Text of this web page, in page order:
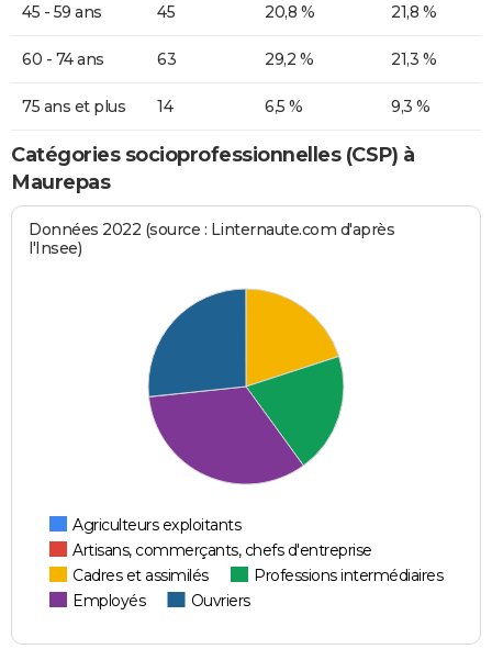
45 - 59 ans 45 20,8 % 21,8 %
60 - 74 ans 63 29,2 % 21,3 %
75 ans et plus 14 6,5 % 9,3 %
Catégories socioprofessionnelles (CSP) à
Maurepas
Données 2022 (source : Linternaute.com d'après
l'Insee)
Agriculteurs exploitants
Artisans, commerçants, chefs d'entreprise
Cadres et assimilés
Professions intermédiaires
Employés
Ouvriers